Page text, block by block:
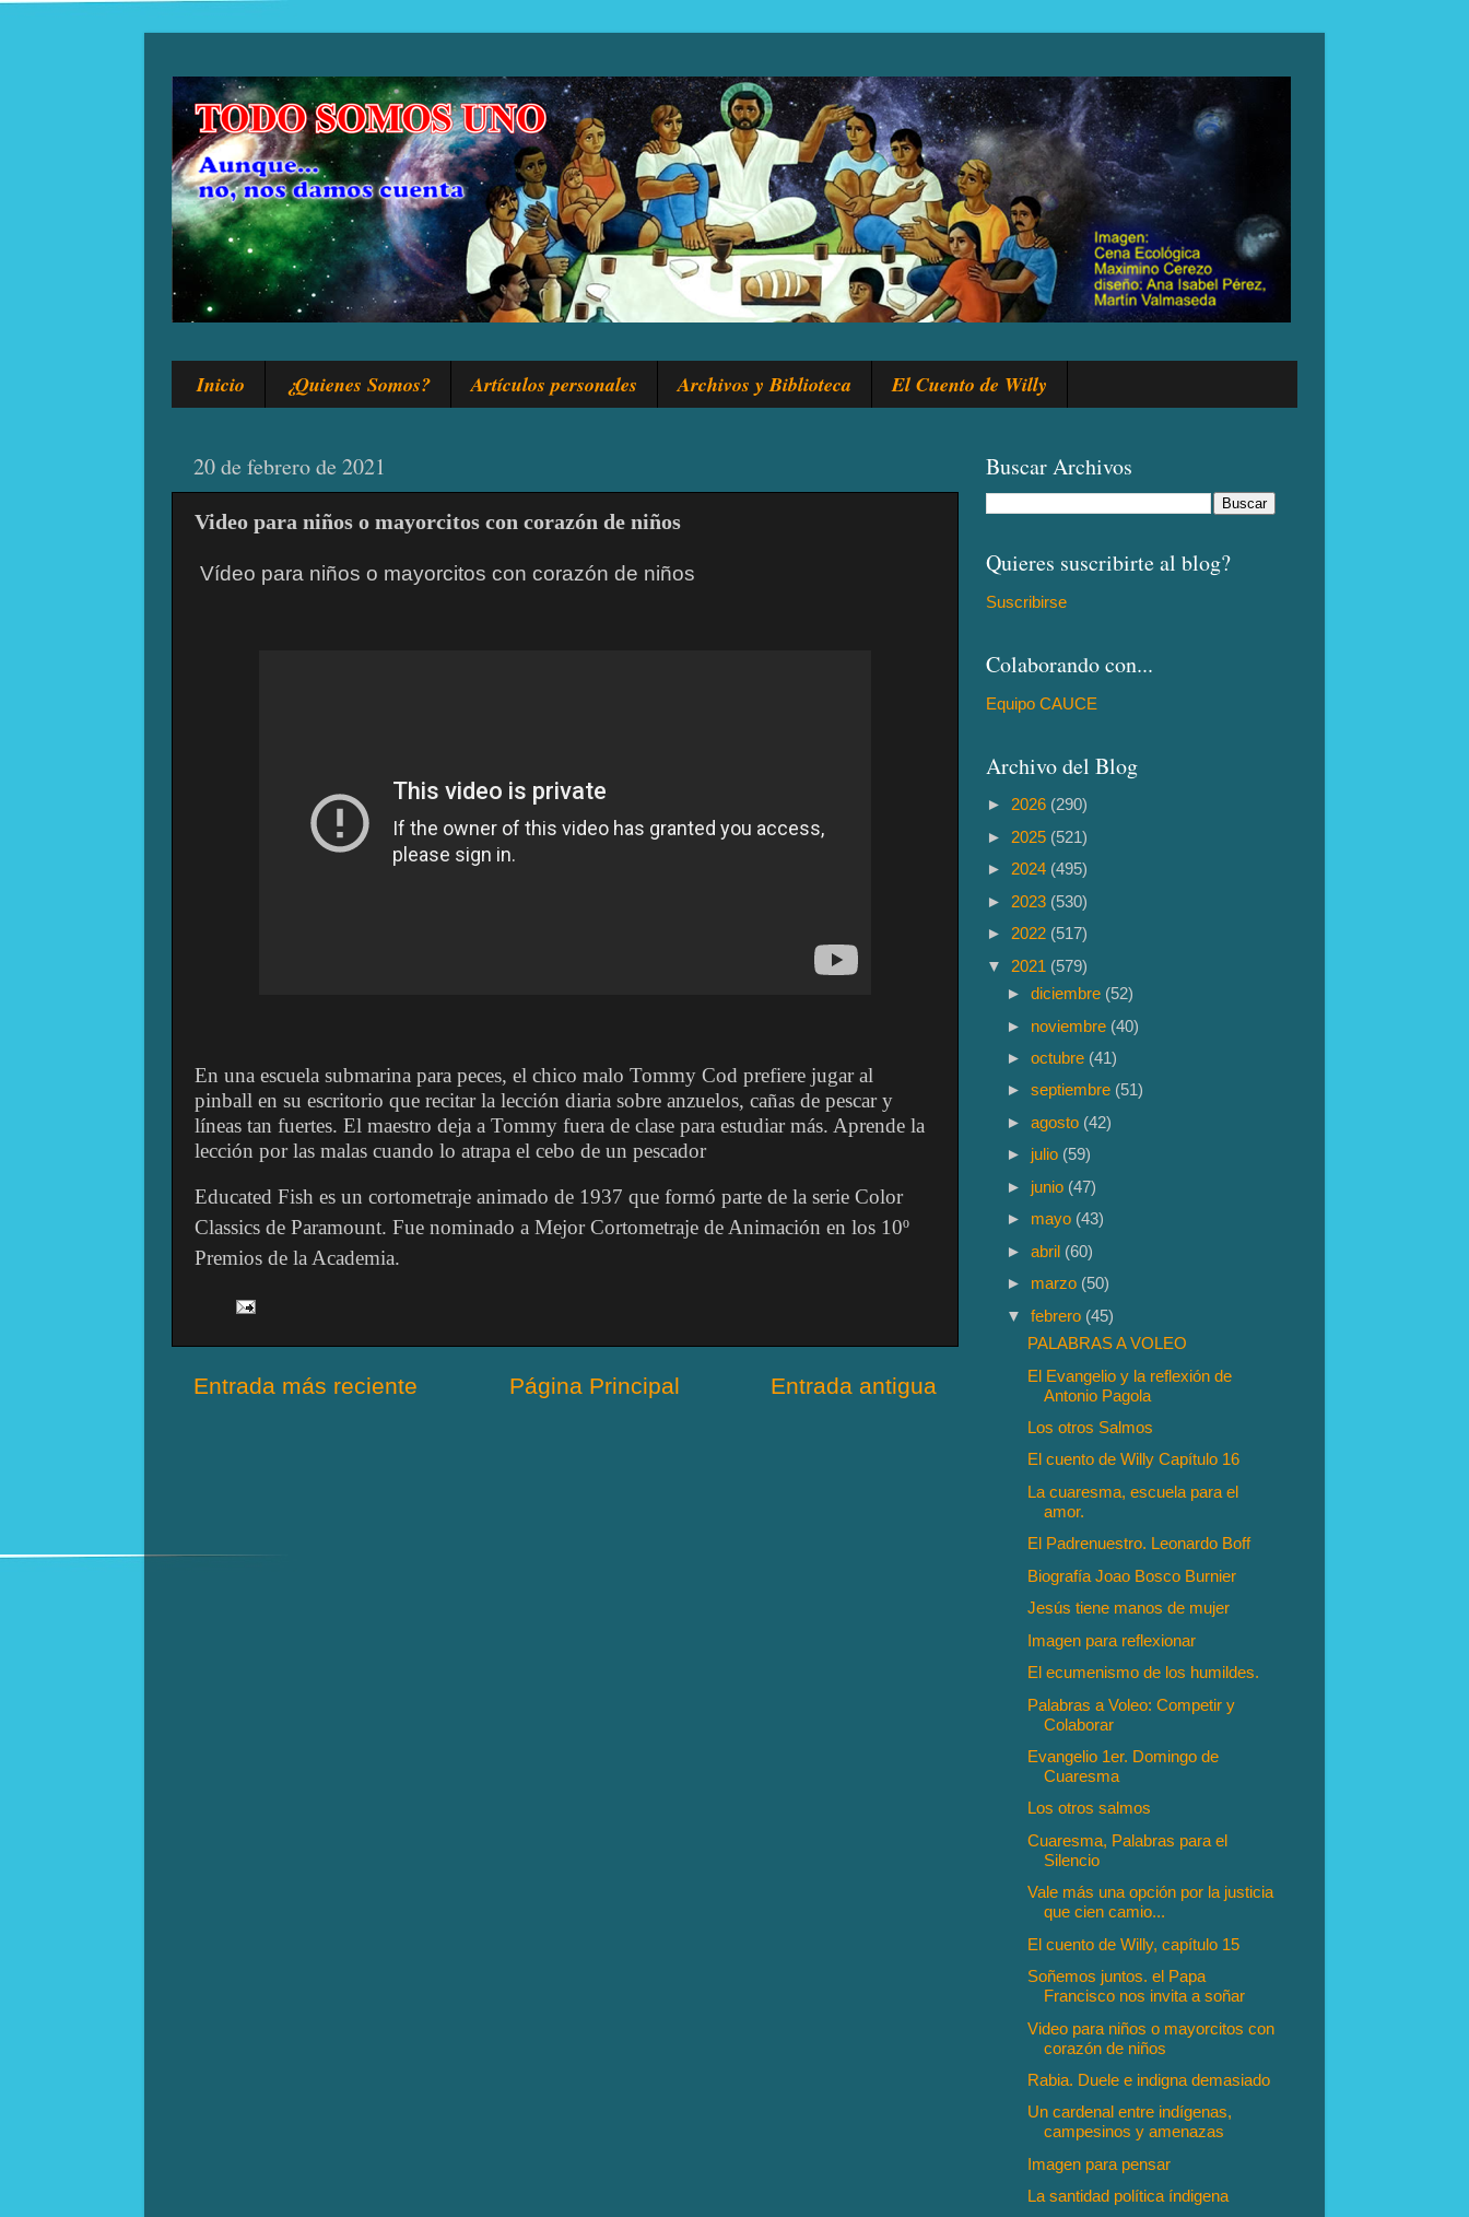
Inicio ¿Quienes Somos? Artículos personales Archivos y Biblioteca El Cuento de Willy
20 de febrero de 2021
Video para niños o mayorcitos con corazón de niños
Vídeo para niños o mayorcitos con corazón de niños
En una escuela submarina para peces, el chico malo Tommy Cod prefiere jugar al
pinball en su escritorio que recitar la lección diaria sobre anzuelos, cañas de pescar y
líneas tan fuertes. El maestro deja a Tommy fuera de clase para estudiar más. Aprende la
lección por las malas cuando lo atrapa el cebo de un pescador
Educated Fish es un cortometraje animado de 1937 que formó parte de la serie Color
Classics de Paramount. Fue nominado a Mejor Cortometraje de Animación en los 10º
Premios de la Academia.
Entrada más reciente Entrada antigua
Página Principal
Buscar Archivos
Quieres suscribirte al blog?
Suscribirse
Colaborando con...
Equipo CAUCE
Archivo del Blog
► 2026 (290)
► 2025 (521)
► 2024 (495)
► 2023 (530)
► 2022 (517)
▼ 2021 (579)
►diciembre (52)
► noviembre (40)
►octubre (41)
►septiembre (51)
►agosto (42)
► julio (59)
► junio (47)
► mayo (43)
►abril (60)
► marzo (50)
▼febrero (45)
PALABRAS A VOLEO
El Evangelio y la reflexión de
Antonio Pagola
Los otros Salmos
El cuento de Willy Capítulo 16
La cuaresma, escuela para el
amor.
El Padrenuestro. Leonardo Boff
Biografía Joao Bosco Burnier
Jesús tiene manos de mujer
Imagen para reflexionar
El ecumenismo de los humildes.
Palabras a Voleo: Competir y
Colaborar
Evangelio 1er. Domingo de
Cuaresma
Los otros salmos
Cuaresma, Palabras para el
Silencio
Vale más una opción por la justicia
que cien camio...
El cuento de Willy, capítulo 15
Soñemos juntos. el Papa
Francisco nos invita a soñar
Video para niños o mayorcitos con
corazón de niños
Rabia. Duele e indigna demasiado
Un cardenal entre indígenas,
campesinos y amenazas
Imagen para pensar
La santidad política índigena